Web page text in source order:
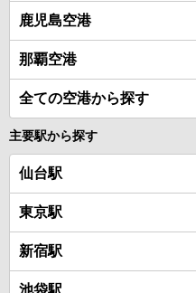
鹿児島空港
那覇空港
全ての空港から探す
主要駅から探す
仙台駅
東京駅
新宿駅
池袋駅